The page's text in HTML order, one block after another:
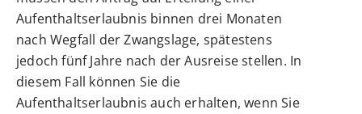
Aufenthaltserlaubnis binnen drei Monaten
nach Wegfall der Zwangslage, spätestens
jedoch fünf Jahre nach der Ausreise stellen. In
diesem Fall können Sie die
Aufenthaltserlaubnis auch erhalten, wenn Sie